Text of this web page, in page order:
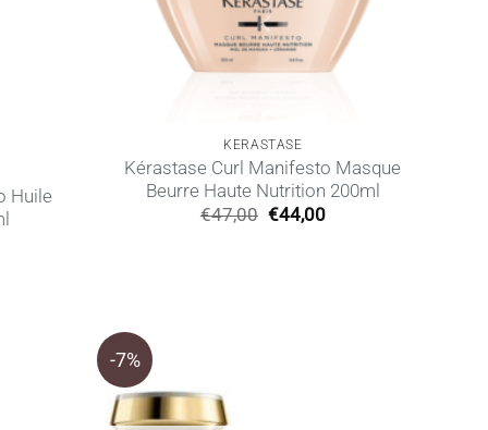
Huile
KERASTASE
Kérastase Curl Manifesto Masque
Beurre Haute Nutrition 200ml
€47,00 Original
€44,00Η
-7%